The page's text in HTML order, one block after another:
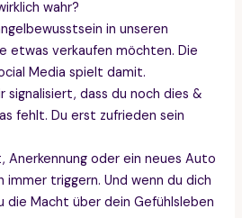
wahr?
in unseren
etwas verkaufen möchten. Die
Media spielt damit.
signalisiert, dass du noch dies &
fehlt. Du erst zufrieden sein
Anerkennung oder ein neues Auto
triggern. Und wenn du dich
die Macht über dein Gefühlsleben